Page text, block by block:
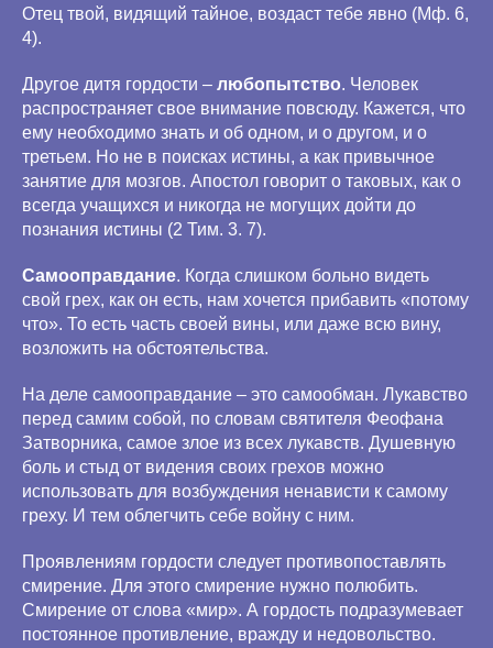
Отец твой, видящий тайное, воздаст тебе явно (Мф. 6,
4).
Другое дитя гордости – любопытство. Человек
распространяет свое внимание повсюду. Кажется, что
ему необходимо знать и об одном, и о другом, и о
третьем. Но не в поисках истины, а как привычное
занятие для мозгов. Апостол говорит о таковых, как о
всегда учащихся и никогда не могущих дойти до
познания истины (2 Тим. 3. 7).
Самооправдание. Когда слишком больно видеть
свой грех, как он есть, нам хочется прибавить «потому
что». То есть часть своей вины, или даже всю вину,
возложить на обстоятельства.
На деле самооправдание – это самообман. Лукавство
перед самим собой, по словам святителя Феофана
Затворника, самое злое из всех лукавств. Душевную
боль и стыд от видения своих грехов можно
использовать для возбуждения ненависти к самому
греху. И тем облегчить себе войну с ним.
Проявлениям гордости следует противопоставлять
смирение. Для этого смирение нужно полюбить.
Смирение от слова «мир». А гордость подразумевает
постоянное противление, вражду и недовольство.